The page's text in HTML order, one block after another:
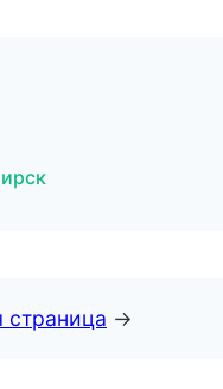
страница →